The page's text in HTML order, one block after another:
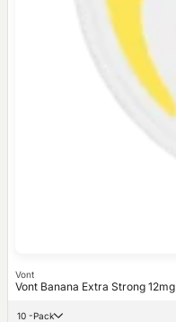
Vont
Vont Banana Extra Strong 12mg
10 -Pack